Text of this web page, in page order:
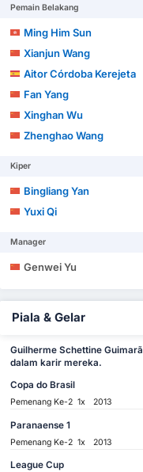
Pemain Belakang
Ming Him Sun
Xianjun Wang
Aitor Córdoba Kerejeta
Fan Yang
Xinghan Wu
Zhenghao Wang
Kiper
Bingliang Yan
Yuxi Qi
Manager
Genwei Yu
Piala & Gelar
Guilherme Schettine
dalam karir mereka.
Copa do Brasil
Pemenang Ke-2 1x 2013
Paranaense 1
Pemenang Ke-2 1x 2013
League Cup